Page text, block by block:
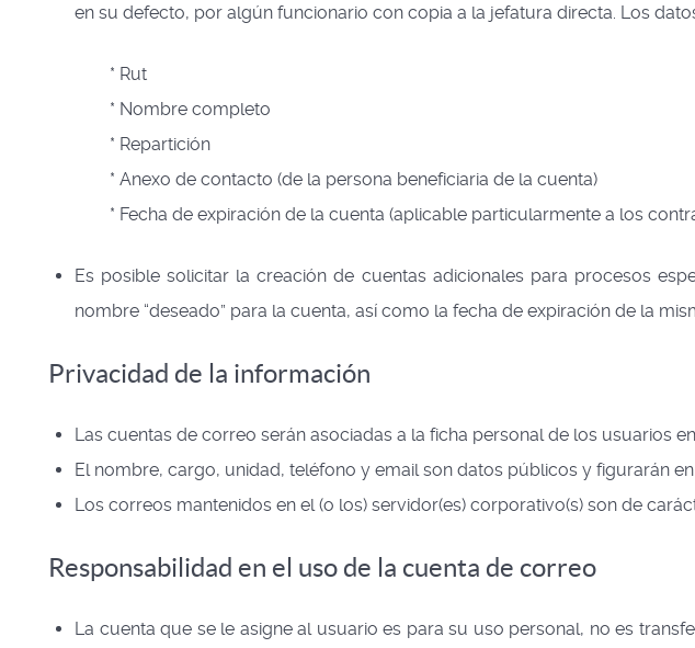
en su defecto, por algún funcionario con copia a la jefatura directa. Los
* Rut
* Nombre completo
* Repartición
* Anexo de contacto (de la persona beneficiaria de la cuenta)
* Fecha de expiración de la cuenta (aplicable particularmente a los
Es posible solicitar la creación de cuentas adicionales para procesos
nombre “deseado” para la cuenta, así como la fecha de expiración de la
Privacidad de la información
Las cuentas de correo serán asociadas a la ficha personal de los usuarios
El nombre, cargo, unidad, teléfono y email son datos públicos y figurarán
Los correos mantenidos en el (o los) servidor(es) corporativo(s) son de
Responsabilidad en el uso de la cuenta de correo
La cuenta que se le asigne al usuario es para su uso personal, no es